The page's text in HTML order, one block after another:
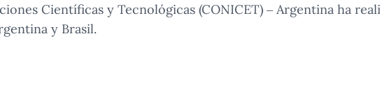
Científicas y Tecnológicas (CONICET) – Argentina ha
y Brasil.